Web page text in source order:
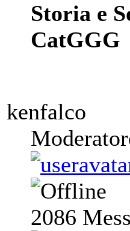
Storia e
CatGGG
kenfalco
2086